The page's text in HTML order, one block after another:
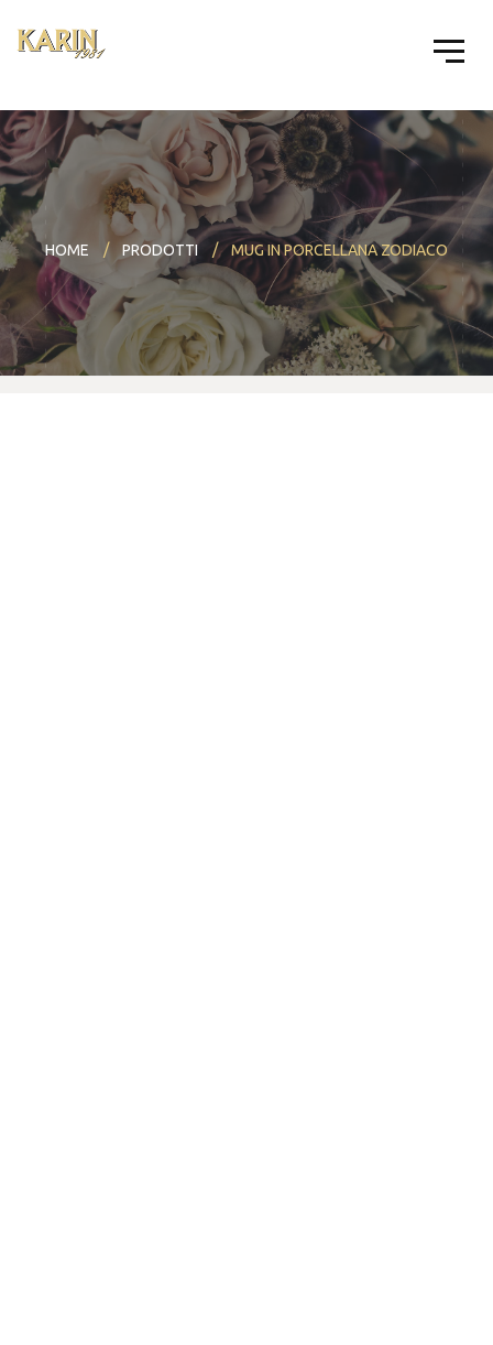
HOME PRODOTTI MUG IN PORCELLANA ZODIACO